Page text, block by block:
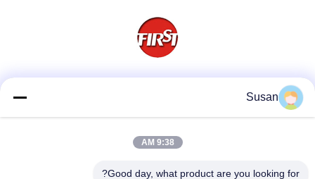
Susan
9:38 AM
Good day, what product are you looking for?